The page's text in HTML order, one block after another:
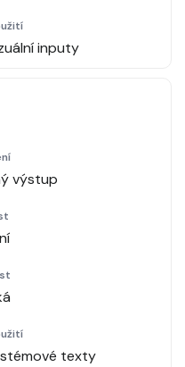
inputy
výstup
texty